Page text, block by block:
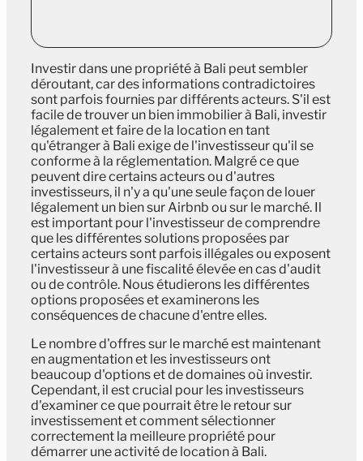
Investir dans une propriété à Bali peut sembler
déroutant, car des informations contradictoires
sont parfois fournies par différents acteurs. S'il est
facile de trouver un bien immobilier à Bali, investir
légalement et faire de la location en tant
qu'étranger à Bali exige de l'investisseur qu'il se
conforme à la réglementation. Malgré ce que
peuvent dire certains acteurs ou d'autres
investisseurs, il n'y a qu'une seule façon de louer
légalement un bien sur Airbnb ou sur le marché. Il
est important pour l'investisseur de comprendre
que les différentes solutions proposées par
certains acteurs sont parfois illégales ou exposent
l'investisseur à une fiscalité élevée en cas d'audit
ou de contrôle. Nous étudierons les différentes
options proposées et examinerons les
conséquences de chacune d'entre elles.
Le nombre d'offres sur le marché est maintenant
en augmentation et les investisseurs ont
beaucoup d'options et de domaines où investir.
Cependant, il est crucial pour les investisseurs
d'examiner ce que pourrait être le retour sur
investissement et comment sélectionner
correctement la meilleure propriété pour
démarrer une activité de location à Bali.